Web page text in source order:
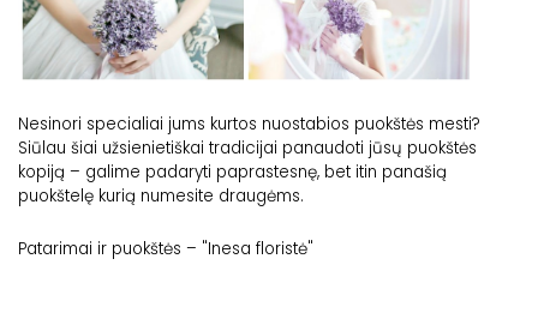
Nesinori specialiai jums kurtos nuostabios puokštės mesti?
Siūlau šiai užsienietiškai tradicijai panaudoti jūsų puokštės
kopiją – galime padaryti paprastesnę, bet itin panašią
puokštelę kurią numesite draugėms.
Patarimai ir puokštės – "Inesa floristė"